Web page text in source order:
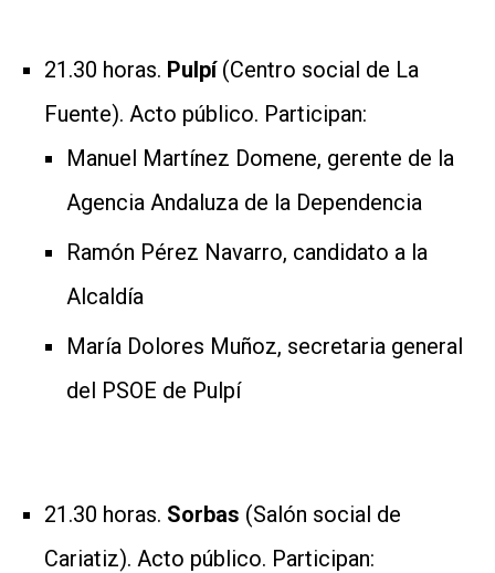
21.30 horas. Pulpí (Centro social de La
Fuente). Acto público. Participan:
Manuel Martínez Domene, gerente de la
Agencia Andaluza de la Dependencia
Ramón Pérez Navarro, candidato a la
Alcaldía
María Dolores Muñoz, secretaria general
del PSOE de Pulpí
21.30 horas. Sorbas (Salón social de
Cariatiz). Acto público. Participan: